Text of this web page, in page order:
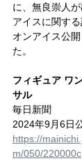
に、無良崇人
アイスに関す
オンアイス公
た。
フィギュア ワ
サル
毎日新聞
2024年9月6日
https://
m/050/220000c